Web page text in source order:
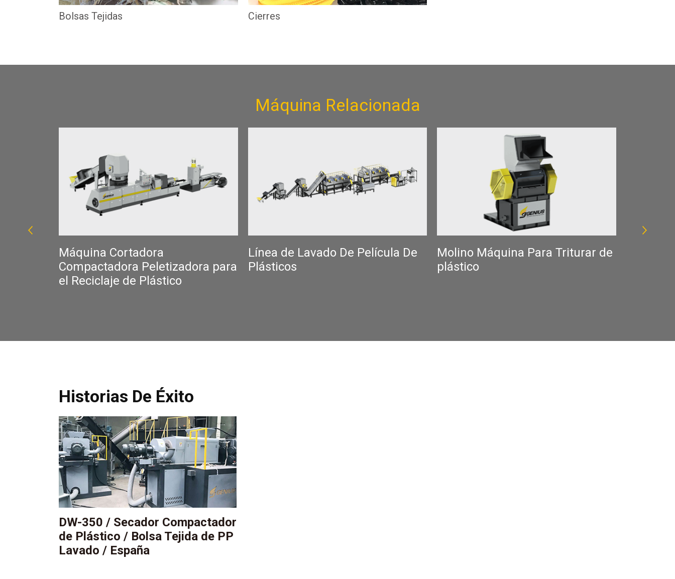
Bolsas Tejidas Cierres
Máquina Relacionada
Máquina Cortadora
Compactadora Peletizadora para
el Reciclaje de Plástico
Línea de Lavado De Película De
Plásticos
Molino Máquina Para Triturar de
plástico
Historias De Éxito
DW-350 / Secador Compactador
de Plástico / Bolsa Tejida de PP
Lavado / España